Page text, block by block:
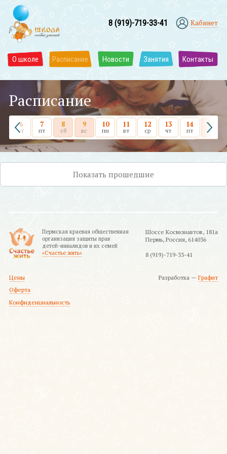
8 (919)-719-33-41 Кабинет
О школе Расписание Новости Занятия Контакты
Расписание
6
чт
7
пт
8
сб
9
вс
10
пн
11
вт
12
ср
13
чт
14
пт
15
сб
Показать прошедшие
Пермская краевая общественная
организация защиты прав
детей-инвалидов и их семей
«Счастье жить»
Шоссе Космонавтов, 181а
Пермь, Россия, 614036
8 (919)-719-33-41
Цены
Оферта
Конфиденциальность
Разработка —Графит